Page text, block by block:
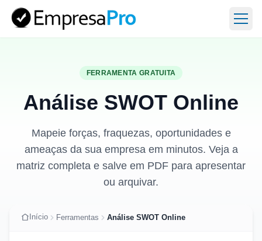
FERRAMENTA GRATUITA
Análise SWOT Online
Mapeie forças, fraquezas, oportunidades e
ameaças da sua empresa em minutos. Veja a
matriz completa e salve em PDF para apresentar
ou arquivar.
Início Ferramentas Análise SWOT Online